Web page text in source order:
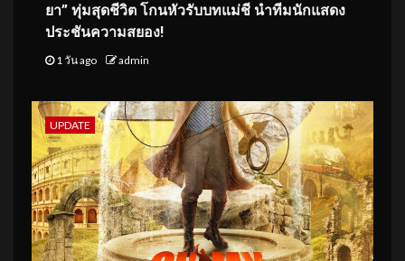
ยา” ทุ่มสุดชีวิต โกนหัวรับบทแม่ชี นำทีมนักแสดง
ประชันความสยอง!
1 วัน ago admin
UPDATE